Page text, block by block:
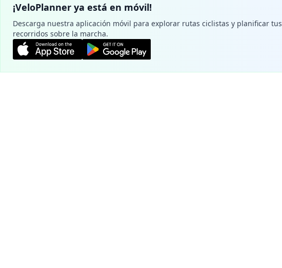
¡VeloPlanner ya está en móvil!
Descarga nuestra aplicación móvil para explorar rutas ciclistas y planificar tus
recorridos sobre la marcha.